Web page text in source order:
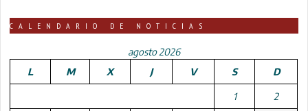
CALENDARIO DE NOTICIAS
agosto 2026
L
M X J V S D
1 2